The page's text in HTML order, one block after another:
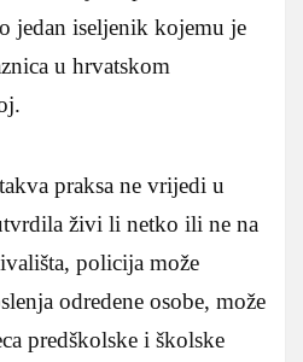
jedan iseljenik kojemu je
u hrvatskom
praksa ne vrijedi u
živi li netko ili ne na
policija može
odredene osobe, može
predškolske i školske